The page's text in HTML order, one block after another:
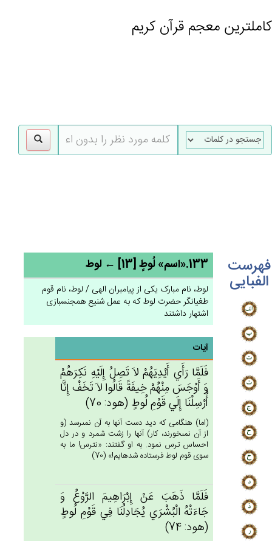
کاملترین معجم قرآن کریم
فهرست
الفبایی
133.«اسم» لُوط‌ٍ [13] ← لوط
لوط، نام مبارک یکی از پیامبران الهی / لوط، نام قوم
طغیانگر حضرت لوط که به عمل شنیع همجنسبازی
اشتهار داشتند
آیات
فَلَمَّا رَأَي‌ أَيْدِيَهُم‌ْ لاَ تَصِل‌ُ إِلَيْه‌ِ نَكِرَهُم‌ْ
وَ أَوْجَس‌َ مِنْهُم‌ْ خِيفَة‌ً قَالُوا لاَ تَخَف‌ْ إِنَّا
أُرْسِلْنَا إِلَي‌ قَوْم‌ِ لُوط‌ٍ (هود: 70)
(اما) هنگامى كه ديد دست آنها به آن نمى‏رسد (و
از آن نمى‏خورند، كار) آنها را زشت شمرد و در دل
احساس ترس نمود. به او گفتند: «نترس! ما به
سوى قوم لوط فرستاده شده‏ايم!» (70)
فَلَمَّا ذَهَب‌َ عَن‌ْ إِبْرَاهِيم‌َ الرَّوْع‌ُ وَ
جَاءَتْه‌ُ الْبُشْرَي‌ يُجَادِلُنَا فِي‌ قَوْم‌ِ لُوط‌ٍ
(هود: 74)